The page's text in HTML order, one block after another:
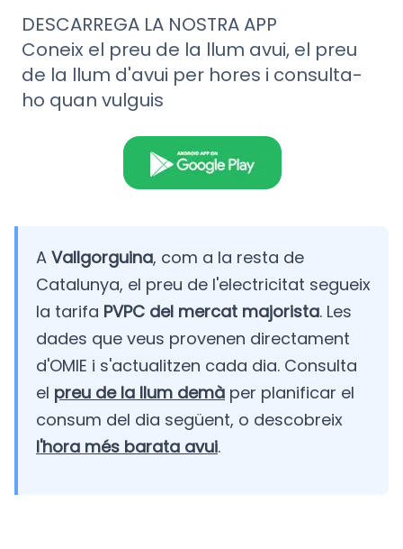
DESCARREGA LA NOSTRA APP
Coneix el preu de la llum avui, el preu
de la llum d'avui per hores i consulta-
ho quan vulguis
A Vallgorguina, com a la resta de
Catalunya, el preu de l'electricitat segueix
la tarifa PVPC del mercat majorista. Les
dades que veus provenen directament
d'OMIE i s'actualitzen cada dia. Consulta
el preu de la llum demà per planificar el
consum del dia següent, o descobreix
l'hora més barata avui.